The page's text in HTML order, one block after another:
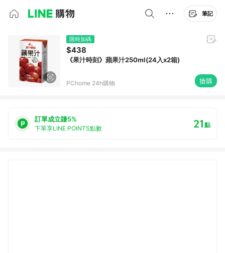
筆記
限時加碼
$438
《果汁時刻》蘋果汁250ml(24入x2箱)
PChome 24h購物 搶購
訂單成立賺5%
下單享LINE POINTS點數 21點